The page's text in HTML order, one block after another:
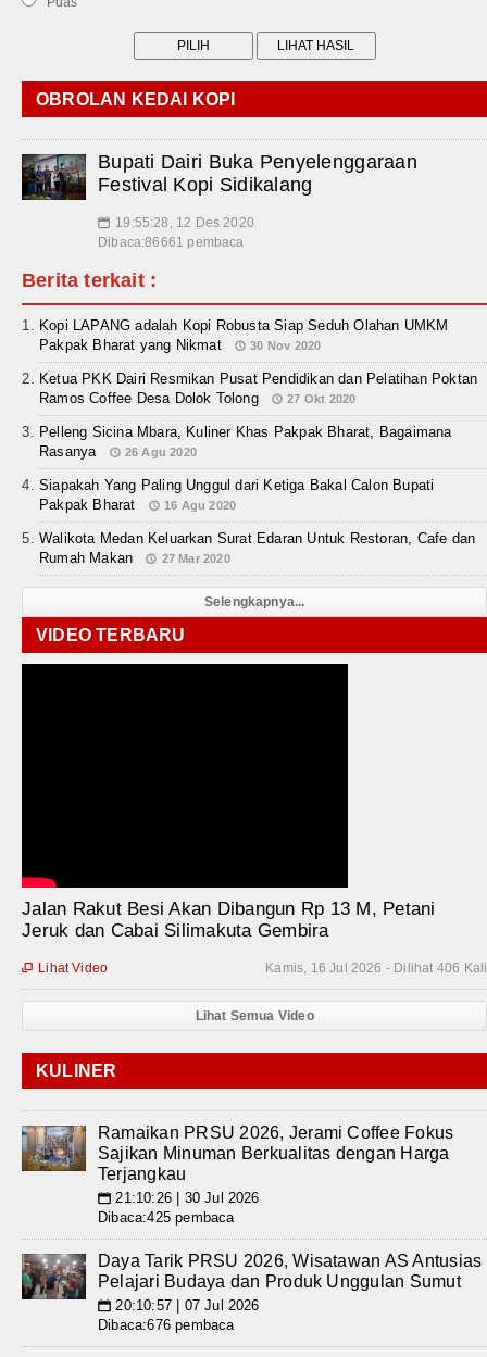
OBROLAN KEDAI KOPI
Bupati Dairi Buka Penyelenggaraan
Festival Kopi Sidikalang
📅 19:55:28, 12 Des 2020
Dibaca:86661 pembaca
Berita terkait :
Kopi LAPANG adalah Kopi Robusta Siap Seduh Olahan UMKM
Pakpak Bharat yang Nikmat
30 Nov 2020
Ketua PKK Dairi Resmikan Pusat Pendidikan dan Pelatihan Poktan
Ramos Coffee Desa Dolok Tolong
27 Okt 2020
Pelleng Sicina Mbara, Kuliner Khas Pakpak Bharat, Bagaimana
Rasanya
26 Agu 2020
Siapakah Yang Paling Unggul dari Ketiga Bakal Calon Bupati
Pakpak Bharat
16 Agu 2020
Walikota Medan Keluarkan Surat Edaran Untuk Restoran, Cafe dan
Rumah Makan
27 Mar 2020
Selengkapnya...
VIDEO TERBARU
Jalan Rakut Besi Akan Dibangun Rp 13 M, Petani
Jeruk dan Cabai Silimakuta Gembira
Kamis, 16 Jul 2026 - Dilihat 406 Kali
 Lihat Video
Lihat Semua Video
KULINER
Ramaikan PRSU 2026, Jerami Coffee Fokus
Sajikan Minuman Berkualitas dengan Harga
Terjangkau
📅 21:10:26 | 30 Jul 2026
Dibaca:425 pembaca
Daya Tarik PRSU 2026, Wisatawan AS Antusias
Pelajari Budaya dan Produk Unggulan Sumut
📅 20:10:57 | 07 Jul 2026
Dibaca:676 pembaca